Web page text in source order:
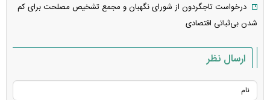
درخواست تاجگردون از شورای نگهبان و مجمع تشخیص مصلحت برای کم
شدن بی‌ثباتی اقتصادی
ارسال نظر